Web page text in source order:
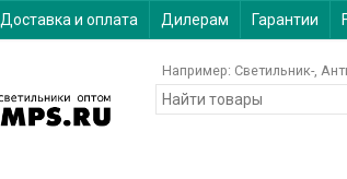
Доставка и оплата Дилерам Гарантии
Например: Светильник-